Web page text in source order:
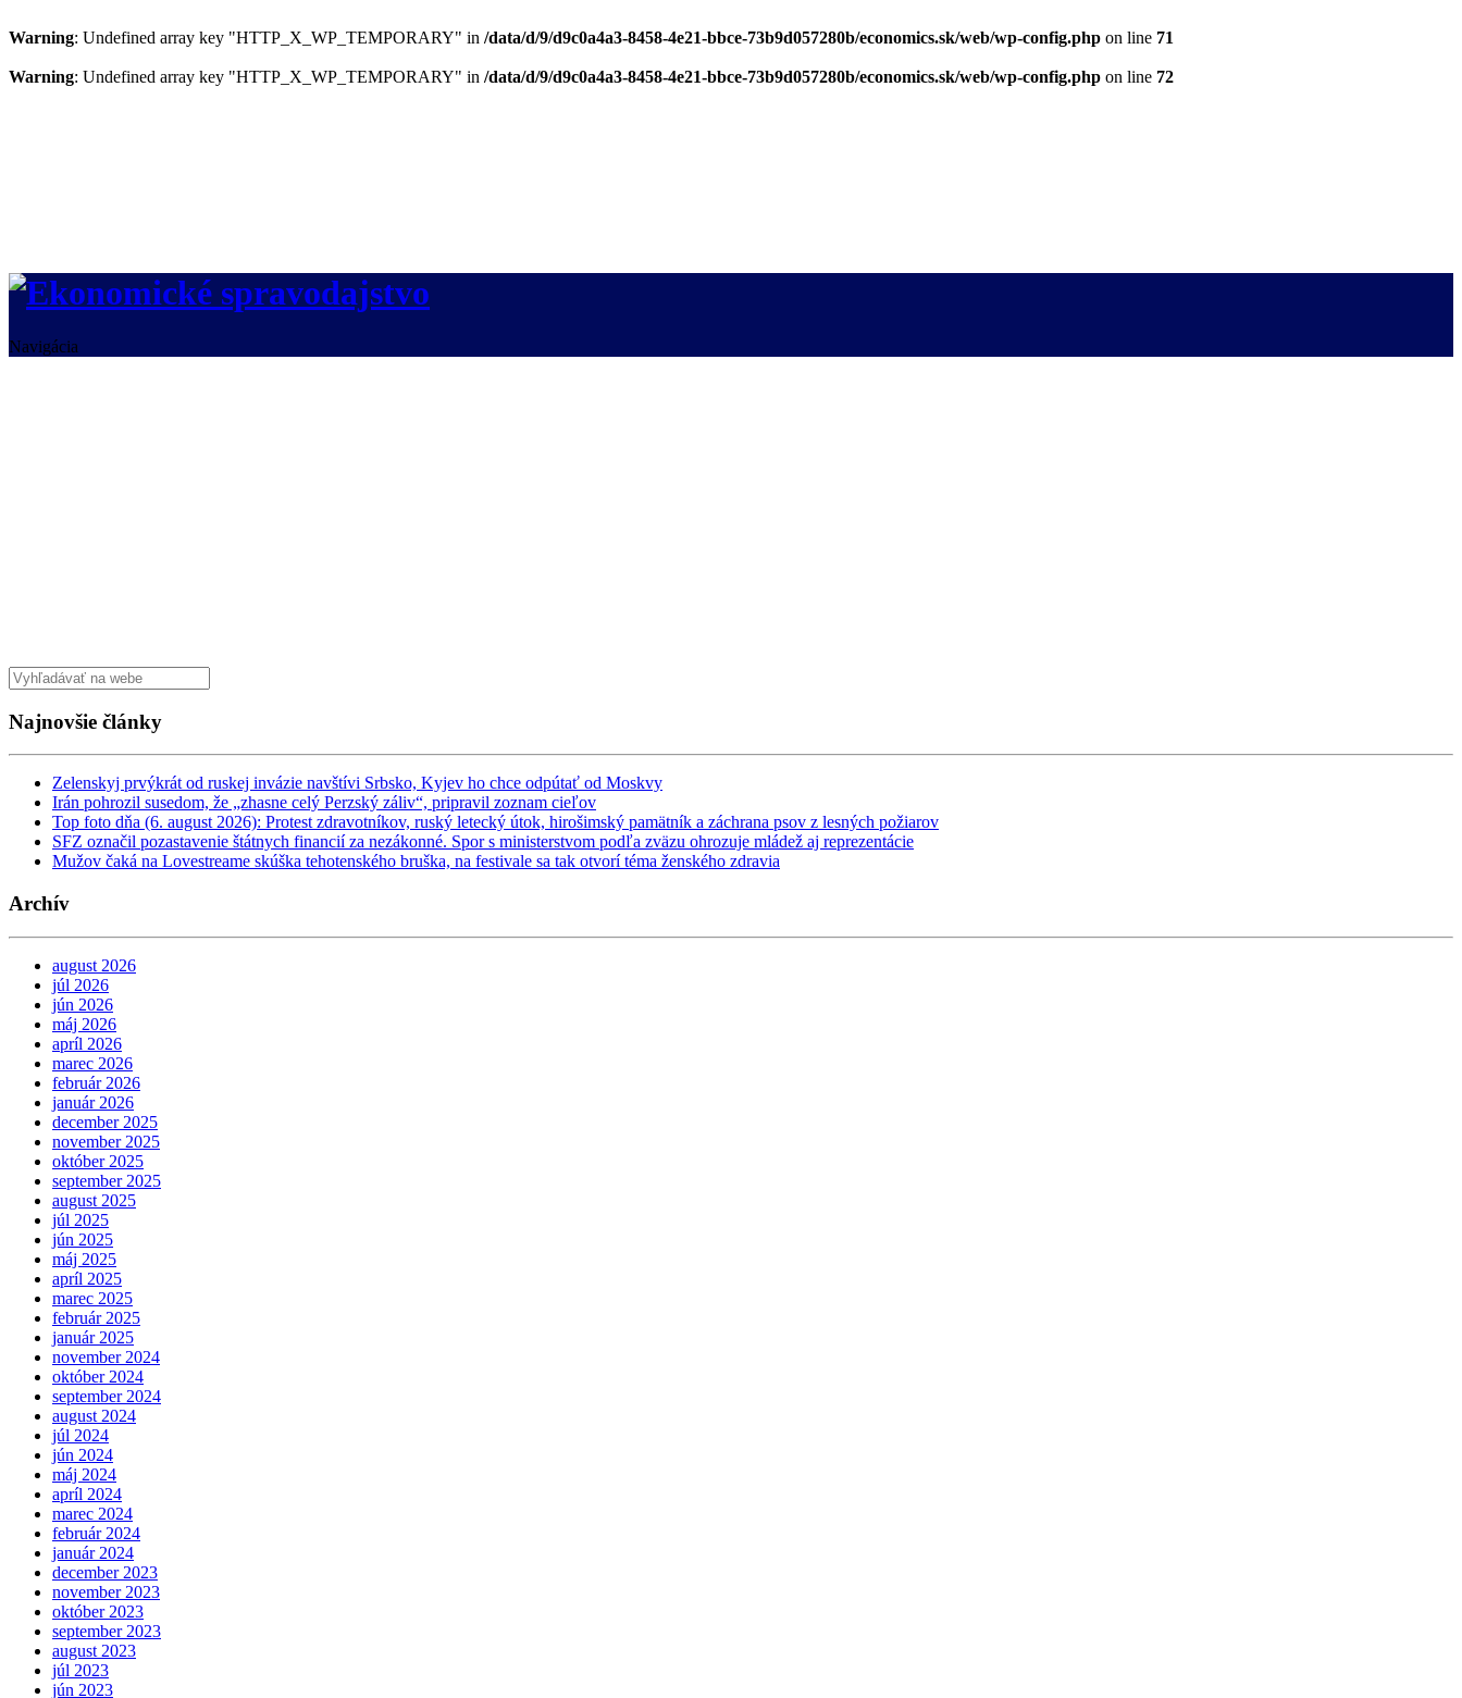
Warning: Undefined array key "HTTP_X_WP_TEMPORARY" in /data/d/9/d9c0a4a3-8458-4e21-bbce-73b9d057280b/economics.sk/web/wp-config.php on line 71
Warning: Undefined array key "HTTP_X_WP_TEMPORARY" in /data/d/9/d9c0a4a3-8458-4e21-bbce-73b9d057280b/economics.sk/web/wp-config.php on line 72
Navigácia
Najnovšie články
Zelenskyj prvýkrát od ruskej invázie navštívi Srbsko, Kyjev ho chce odpútať od Moskvy
Irán pohrozil susedom, že „zhasne celý Perzský záliv“, pripravil zoznam cieľov
Top foto dňa (6. august 2026): Protest zdravotníkov, ruský letecký útok, hirošimský pamätník a záchrana psov z lesných požiarov
SFZ označil pozastavenie štátnych financií za nezákonné. Spor s ministerstvom podľa zväzu ohrozuje mládež aj reprezentácie
Mužov čaká na Lovestreame skúška tehotenského bruška, na festivale sa tak otvorí téma ženského zdravia
Archív
august 2026
júl 2026
jún 2026
máj 2026
apríl 2026
marec 2026
február 2026
január 2026
december 2025
november 2025
október 2025
september 2025
august 2025
júl 2025
jún 2025
máj 2025
apríl 2025
marec 2025
február 2025
január 2025
november 2024
október 2024
september 2024
august 2024
júl 2024
jún 2024
máj 2024
apríl 2024
marec 2024
február 2024
január 2024
december 2023
november 2023
október 2023
september 2023
august 2023
júl 2023
jún 2023